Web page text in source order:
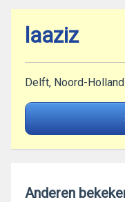
laaziz
Delft, Noord-Holland
Anderen